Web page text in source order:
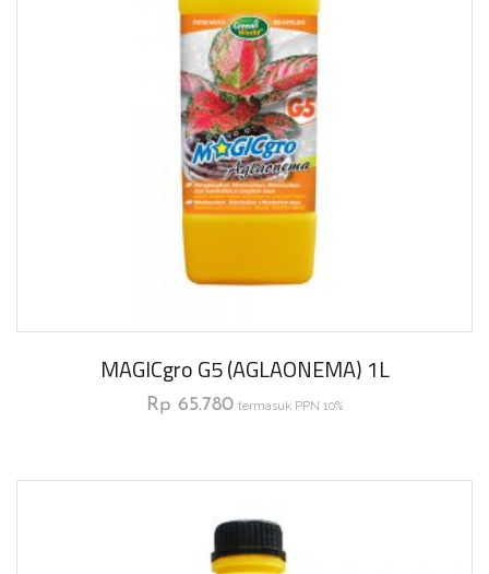
MAGICgro G5 (AGLAONEMA) 1L
Rp 65.780 termasuk PPN 10%